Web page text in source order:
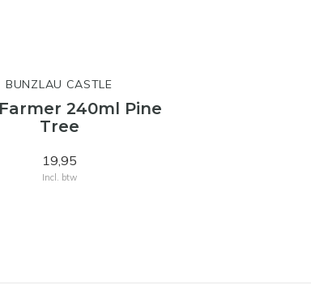
BUNZLAU CASTLE
240ml Pine
Tree
19,95
Incl. btw